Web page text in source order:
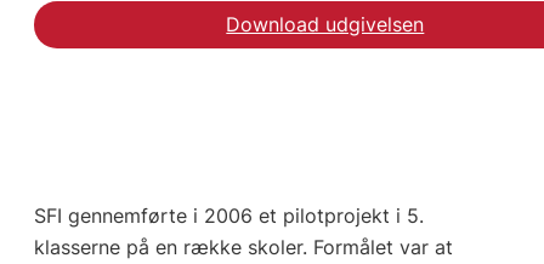
Download udgivelsen
SFI gennemførte i 2006 et pilotprojekt i 5.
klasserne på en række skoler. Formålet var at